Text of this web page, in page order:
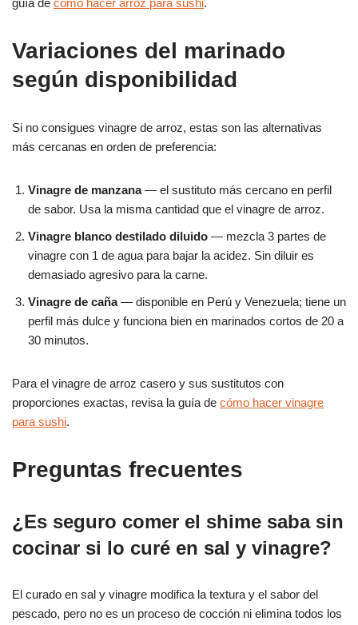
guía de cómo hacer arroz para sushi.
Variaciones del marinado
según disponibilidad
Si no consigues vinagre de arroz, estas son las alternativas
más cercanas en orden de preferencia:
Vinagre de manzana— el sustituto más cercano en perfil
de sabor. Usa la misma cantidad que el vinagre de arroz.
Vinagre blanco destilado diluido — mezcla 3 partes de
vinagre con 1 de agua para bajar la acidez. Sin diluir es
demasiado agresivo para la carne.
Vinagre de caña— disponible en Perú y Venezuela; tiene un
perfil más dulce y funciona bien en marinados cortos de 20 a
30 minutos.
Para el vinagre de arroz casero y sus sustitutos con
proporciones exactas, revisa la guía de cómo hacer vinagre
para sushi.
Preguntas frecuentes
¿Es seguro comer el shime saba sin
cocinar si lo curé en sal y vinagre?
El curado en sal y vinagre modifica la textura y el sabor del
pescado, pero no es un proceso de cocción ni elimina todos los